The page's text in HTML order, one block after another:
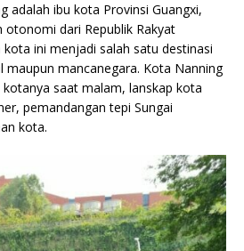
adalah ibu kota Provinsi Guangxi,
otonomi dari Republik Rakyat
kota ini menjadi salah satu destinasi
maupun mancanegara. Kota Nanning
saat malam, lanskap kota
pemandangan tepi Sungai
kota.